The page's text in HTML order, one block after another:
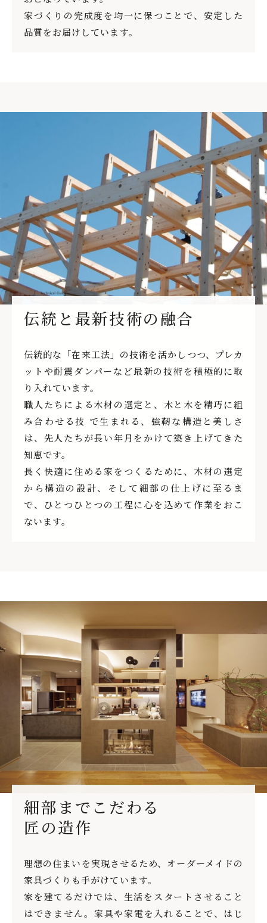
家づくりの完成度を均一に保つことで、安定した
品質をお届けしています。
伝統と最新技術の融合
伝統的な「在来工法」の技術を活かしつつ、プレカ
ットや耐震ダンパーなど最新の技術を積極的に取
り入れています。
職人たちによる木材の選定と、木と木を精巧に組
み合わせる技 で生まれる、強靭な構造と美しさ
は、先人たちが長い年月をかけて築き上げてきた
知恵です。
長く快適に住める家をつくるために、木材の選定
から構造の設計、そして細部の仕上げに至るま
で、ひとつひとつの工程に心を込めて作業をおこ
ないます。
細部までこだわる
匠の造作
理想の住まいを実現させるため、オーダーメイドの
家具づくりも手がけています。
家を建てるだけでは、生活をスタートさせること
はできません。家具や家電を入れることで、はじ